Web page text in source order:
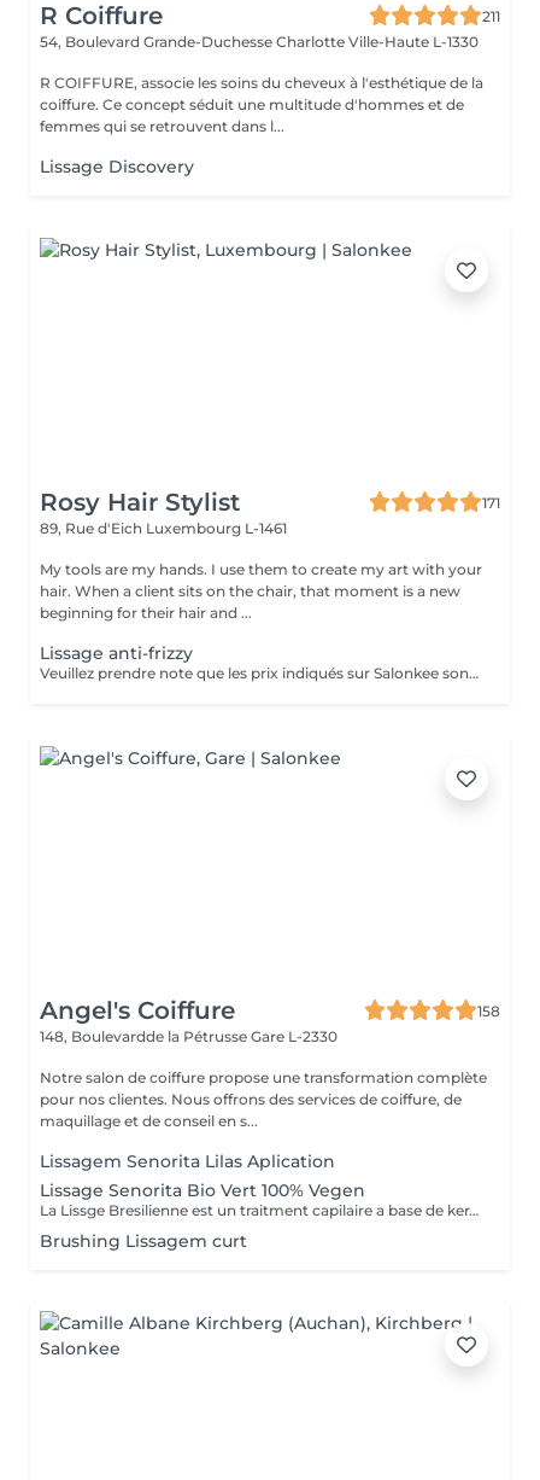
R Coiffure
211
54, Boulevard Grande-Duchesse Charlotte Ville-Haute L-1330
R COIFFURE, associe les soins du cheveux à l'esthétique de la
coiffure. Ce concept séduit une multitude d'hommes et de
femmes qui se retrouvent dans l...
Lissage Discovery
Rosy Hair Stylist
171
89, Rue d'Eich Luxembourg L-1461
My tools are my hands. I use them to create my art with your
hair. When a client sits on the chair, that moment is a new
beginning for their hair and ...
Lissage anti-frizzy
Veuillez prendre note que les prix indiqués sur Salonkee sont communiqués à titre informatif et s'entendent de base. Ces derniers sont susceptibles de varier selon le diagnostic réalisé à votre arrivée au salon et l'expertise du professionnel à qui vous confiez votre beauté. Dans tous les cas, un devis précis vous sera proposé et toutes réalisations de prestations seront effectuées avec votre accord. Un grand merci d'avance pour votre compréhension. Au plaisir de vous recevoir très vite.
Angel's Coiffure
158
148, Boulevardde la Pétrusse Gare L-2330
Notre salon de coiffure propose une transformation complète
pour nos clientes. Nous offrons des services de coiffure, de
maquillage et de conseil en s...
Lissagem Senorita Lilas Aplication
Lissage Senorita Bio Vert 100% Vegen
La Lissge Bresilienne est un traitment capilaire a base de keratine et collogene qui permrt de detendre les frosottis ,lisser les cheveux et leur donner de la brillance.Le resultat est des cheveux plus souples disciplines ,avec un effet lisse qui peut durer entre 3 a 6 mois,selon l entretien et les produits utilises.
Brushing Lissagem curt